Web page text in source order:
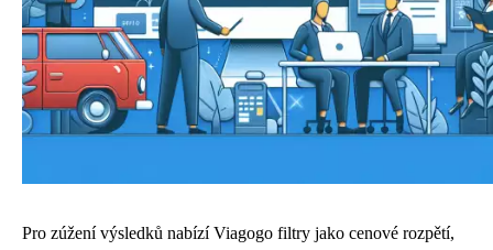
Pro zúžení výsledků nabízí Viagogo filtry jako cenové rozpětí,